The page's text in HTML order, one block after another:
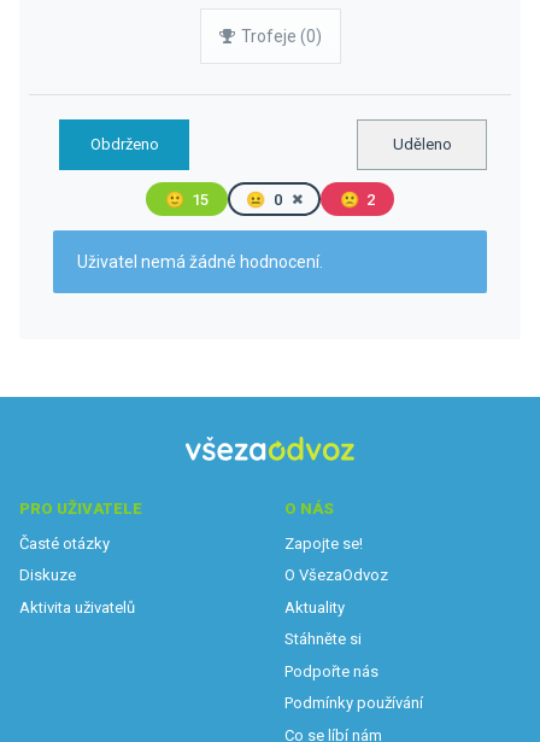
Trofeje (0)
Obdrženo Uděleno
🙂 15 😐 0 🙁 2
Uživatel nemá žádné hodnocení.
PRO UŽIVATELE
Časté otázky
Diskuze
Aktivita uživatelů
O NÁS
Zapojte se!
O VšezaOdvoz
Aktuality
Stáhněte si
Podpořte nás
Podmínky používání
Co se líbí nám